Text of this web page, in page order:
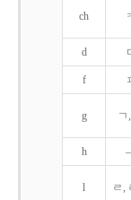
ch
d
f
g ㄱ
h
l ㄹ,